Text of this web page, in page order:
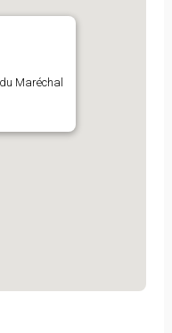
Maréchal